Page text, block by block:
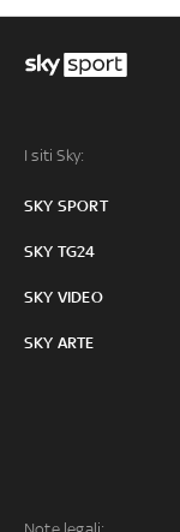
I siti Sky:
SKY SPORT
SKY TG24
SKY VIDEO
SKY ARTE